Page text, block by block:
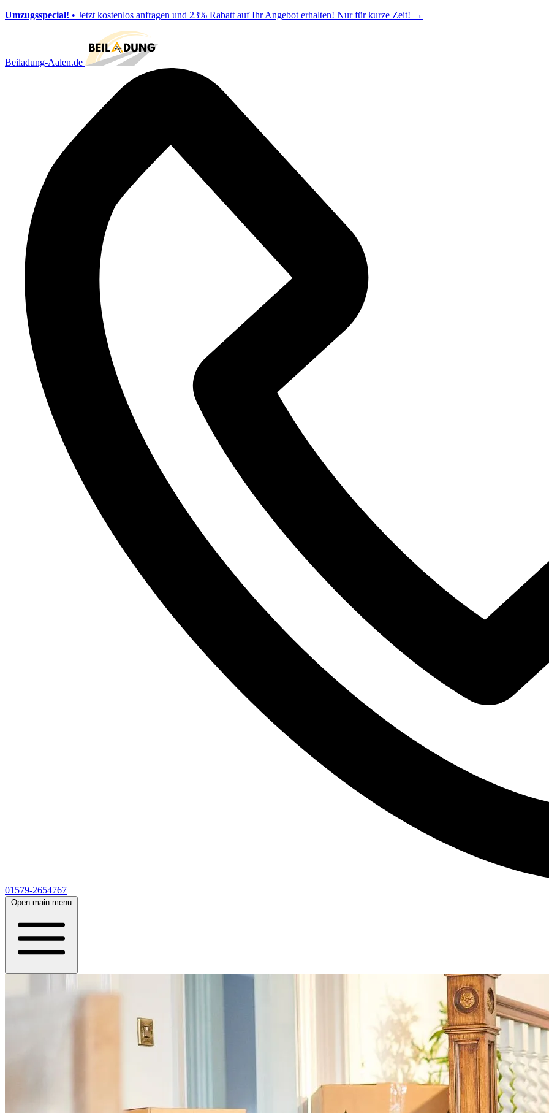
Umzugsspecial! • Jetzt kostenlos anfragen und 23% Rabatt auf Ihr Angebot erhalten! Nur für kurze Zeit! →
Beiladung-Aalen.de
01579-2654767
Open main menu